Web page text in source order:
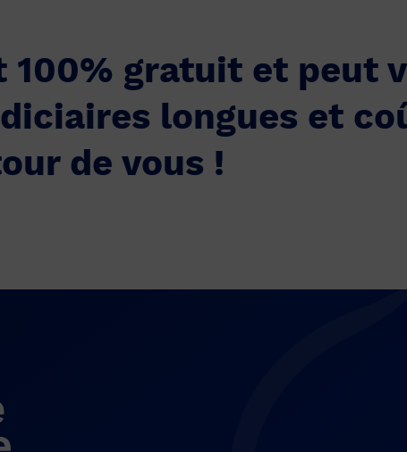
100% gratuit et peut
longues et
de vous !